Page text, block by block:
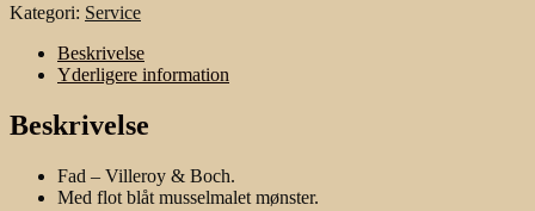
Kategori: Service
Beskrivelse
Yderligere information
Beskrivelse
Fad – Villeroy & Boch.
Med flot blåt musselmalet mønster.